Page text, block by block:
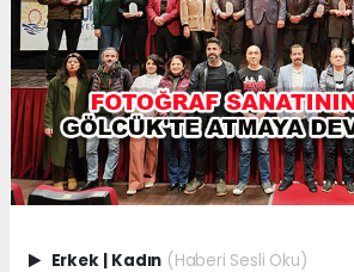
Erkek | Kadın (Haberi Sesli Oku)